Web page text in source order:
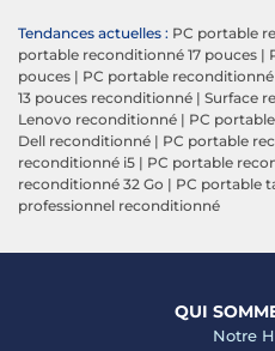
Tendances actuelles : PC portable
portable reconditionné 17 pouces |
pouces | PC portable reconditionné
13 pouces reconditionné | Surface
Lenovo reconditionné | PC
Dell reconditionné | PC portable
reconditionné i5 | PC portable
reconditionné 32 Go | PC portable
professionnel reconditionné
QUI
Notre